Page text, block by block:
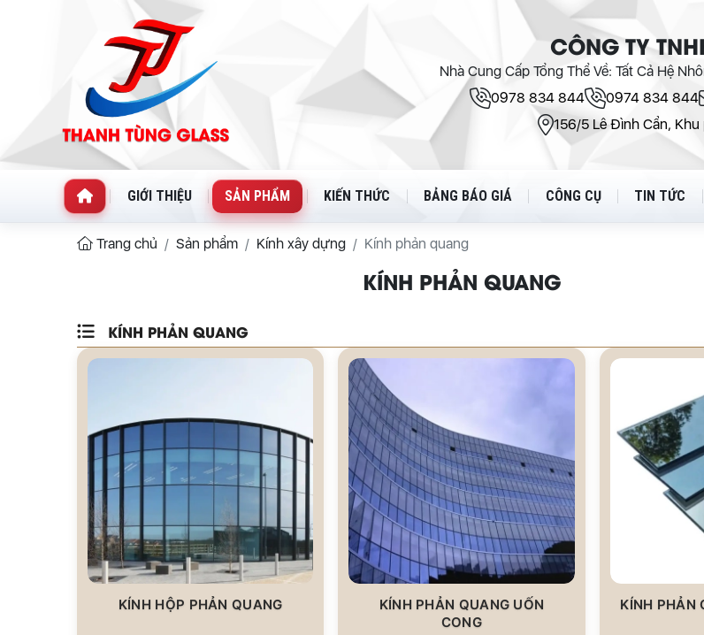
CÔNG TY
Nhà Cung Cấp Tổng Thể Về: Tất Cả Hệ
0978 834 844
0974 834 844
156/5 Lê Đình Cẩn, Khu
GIỚI THIỆU SẢN PHẨM KIẾN THỨC BẢNG BÁO GIÁ CÔNG CỤ TIN TỨC
Trang chủ Sản phẩm Kính xây dựng Kính phản quang
KÍNH PHẢN QUANG
KÍNH PHẢN QUANG
KÍNH HỘP PHẢN QUANG
KÍNH PHẢN QUANG UỐN
CONG
KÍNH PHẢN